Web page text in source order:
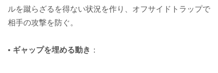
ルを蹴らざるを得ない状況を作り、オフサイドトラップで
相手の攻撃を防ぐ。
• ギャップを埋める動き ：